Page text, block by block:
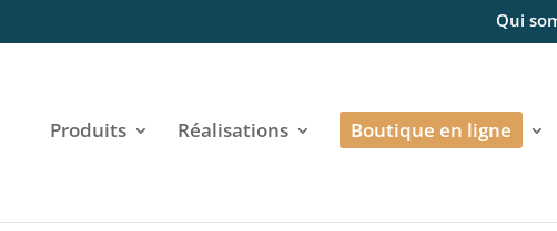
Qui
Produits Réalisations Boutique en ligne